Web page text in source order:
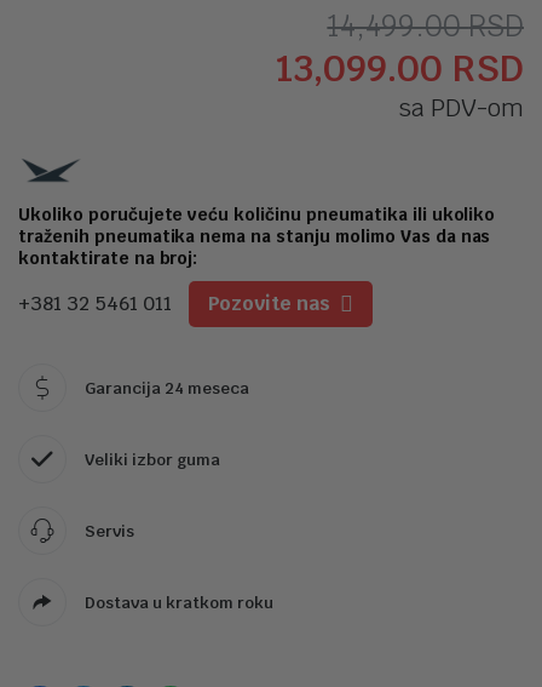
14,499.00RSD
13,099.00 RSD
sa PDV-om
Ukoliko poručujete veću količinu pneumatika ili ukoliko
traženih pneumatika nema na stanju molimo Vas da nas
kontaktirate na broj:
+381 32 5461 011 Pozovite nas
Garancija 24 meseca
Veliki izbor guma
Servis
Dostava u kratkom roku